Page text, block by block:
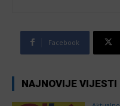
Facebook
NAJNOVIJE VIJESTI